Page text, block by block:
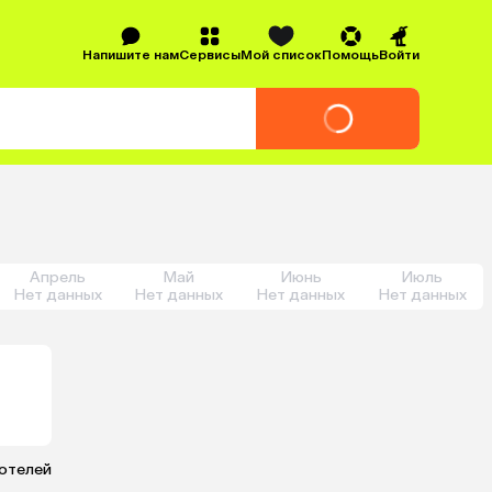
Напишите намСервисыМой списокПомощьВойти
Апрель
Нет данных
Май
Нет данных
Июнь
Нет данных
Июль
Нет данных